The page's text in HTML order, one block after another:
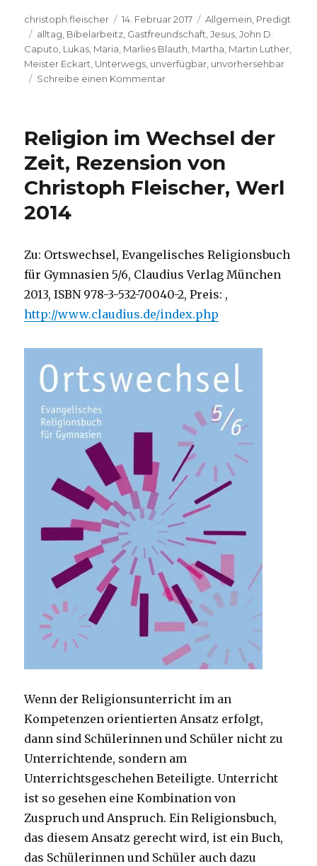
Autor
christoph.fleischer
Veröffentlicht
am
14. Februar 2017 Kategorien
Allgemein Predigt
Schlagwörter
alltag Bibelarbeitz Gastfreundschaft ,Jesus ,John D.
Caputo Lukas Maria Marlies Blauth Martha Martin Luther
Meister Eckart Unterwegs unverfügbar unvorhersehbar
Schreibe einen Kommentarzu
10,
und
Martha,
Christoph
Religion im Wechsel der
Zeit, Rezension von
Christoph Fleischer, Werl
2014
Zu: Ortswechsel, Evangelisches Religionsbuch
für Gymnasien 5/6, Claudius Verlag München
2013, ISBN 978-3-532-70040-2, Preis: ,
http://www.claudius.de/index.php
Wenn der Religionsunterricht im an
Kompetenzen orientierten Ansatz erfolgt,
dann sind Schülerinnen und Schüler nicht zu
Unterrichtende, sondern am
Unterrichtsgeschehen Beteiligte. Unterricht
ist so gesehen eine Kombination von
Zuspruch und Anspruch. Ein Religionsbuch,
das diesem Ansatz gerecht wird, ist ein Buch,
das Schülerinnen und Schüler auch dazu